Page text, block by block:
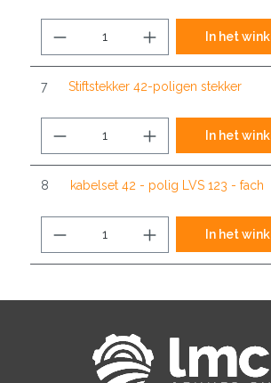
In het
7 Stiftstekker 42-poligen stekker
In het
8 kabelset 42 - polig LVS 123 - fach
In het